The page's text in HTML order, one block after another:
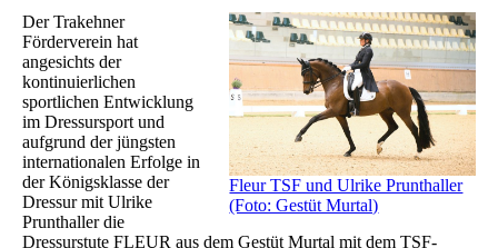
Fleur TSF und Ulrike Prunthaller
(Foto: Gestüt Murtal)
Der Trakehner
Förderverein hat
angesichts der
kontinuierlichen
sportlichen Entwicklung
im Dressursport und
aufgrund der jüngsten
internationalen Erfolge in
der Königsklasse der
Dressur mit Ulrike
Prunthaller die
Dressurstute FLEUR aus dem Gestüt Murtal mit dem TSF-